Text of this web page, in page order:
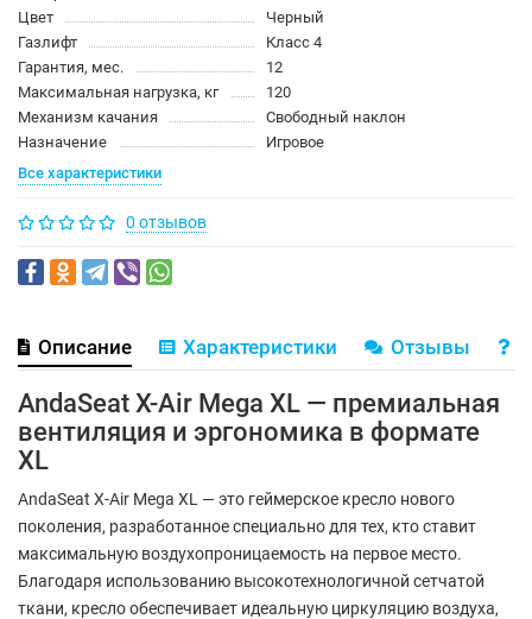
Цвет
Черный
Газлифт
Класс 4
Гарантия, мес.
12
Максимальная нагрузка, кг
120
Механизм качания
Свободный наклон
Назначение
Игровое
Все характеристики
0 отзывов
Описание Характеристики Отзывы
AndaSeat X-Air Mega XL — премиальная
вентиляция и эргономика в формате
XL
AndaSeat X-Air Mega XL — это геймерское кресло нового
поколения, разработанное специально для тех, кто ставит
максимальную воздухопроницаемость на первое место.
Благодаря использованию высокотехнологичной сетчатой
ткани, кресло обеспечивает идеальную циркуляцию воздуха,